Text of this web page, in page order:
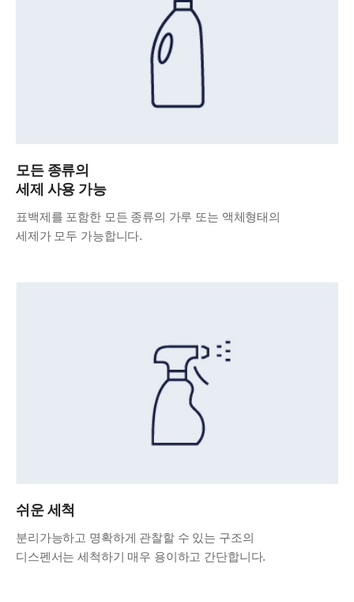
모든 종류의
세제 사용 가능
표백제를 포함한 모든 종류의 가루 또는 액체형태의
세제가 모두 가능합니다.
쉬운 세척
분리가능하고 명확하게 관찰할 수 있는 구조의
디스펜서는 세척하기 매우 용이하고 간단합니다.